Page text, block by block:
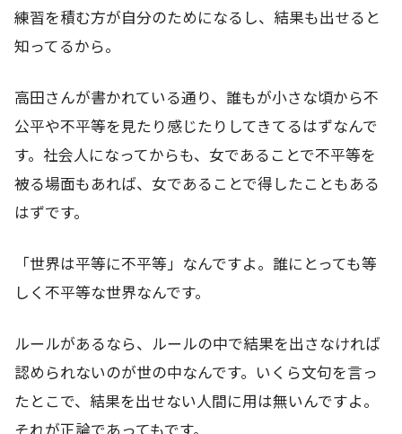
練習を積む方が自分のためになるし、結果も出せると
知ってるから。
高田さんが書かれている通り、誰もが小さな頃から不
公平や不平等を見たり感じたりしてきてるはずなんで
す。社会人になってからも、女であることで不平等を
被る場面もあれば、女であることで得したこともある
はずです。
「世界は平等に不平等」なんですよ。誰にとっても等
しく不平等な世界なんです。
ルールがあるなら、ルールの中で結果を出さなければ
認められないのが世の中なんです。いくら文句を言っ
たとこで、結果を出せない人間に用は無いんですよ。
それが正論であってもです。